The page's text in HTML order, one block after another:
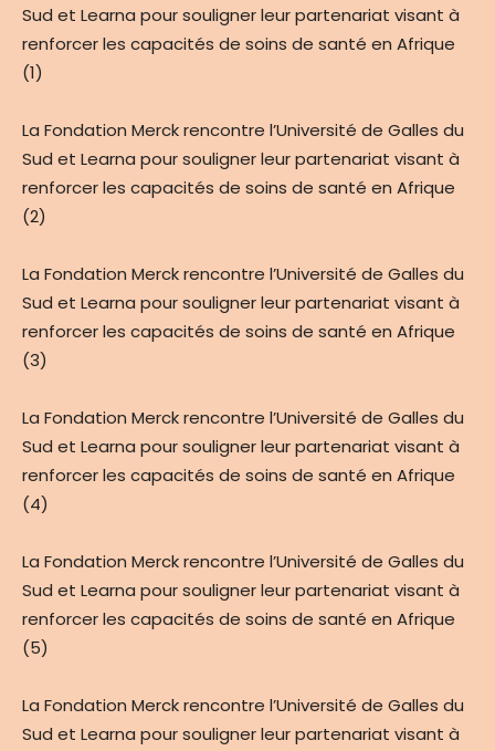
Sud et Learna pour souligner leur partenariat visant à
renforcer les capacités de soins de santé en Afrique
(1)
La Fondation Merck rencontre l’Université de Galles du
Sud et Learna pour souligner leur partenariat visant à
renforcer les capacités de soins de santé en Afrique
(2)
La Fondation Merck rencontre l’Université de Galles du
Sud et Learna pour souligner leur partenariat visant à
renforcer les capacités de soins de santé en Afrique
(3)
La Fondation Merck rencontre l’Université de Galles du
Sud et Learna pour souligner leur partenariat visant à
renforcer les capacités de soins de santé en Afrique
(4)
La Fondation Merck rencontre l’Université de Galles du
Sud et Learna pour souligner leur partenariat visant à
renforcer les capacités de soins de santé en Afrique
(5)
La Fondation Merck rencontre l’Université de Galles du
Sud et Learna pour souligner leur partenariat visant à